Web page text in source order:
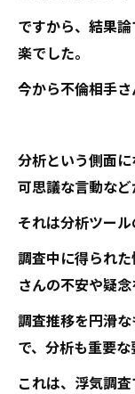
ですから、結果
楽でした。
今から不倫相手さ
分析という側面
可思議な言動な
それは分析ツー
調査中に得られ
さんの不安や疑
調査推移を円滑
で、分析も重要な
これは、浮気調